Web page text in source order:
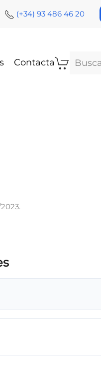
(+34) 93 486 46 20
Contacta
Buscar
2023.